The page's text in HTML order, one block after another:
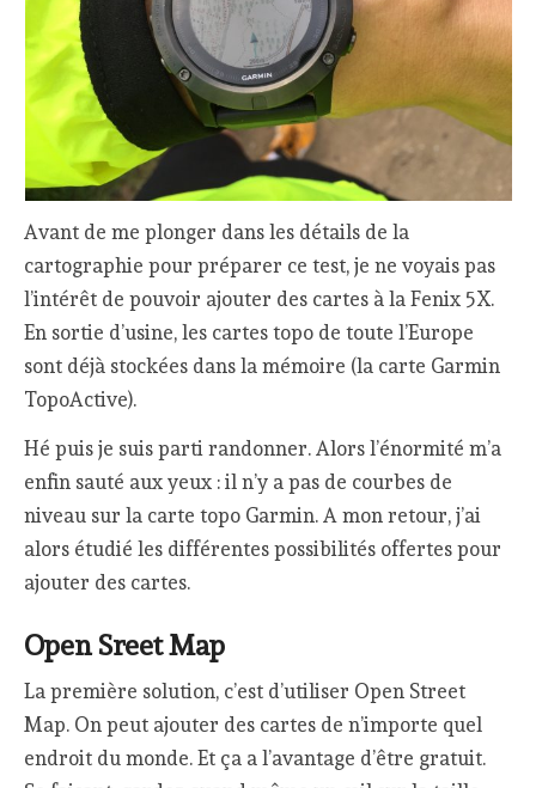
Avant de me plonger dans les détails de la
cartographie pour préparer ce test, je ne voyais pas
l’intérêt de pouvoir ajouter des cartes à la Fenix 5X.
En sortie d’usine, les cartes topo de toute l’Europe
sont déjà stockées dans la mémoire (la carte Garmin
TopoActive).
Hé puis je suis parti randonner. Alors l’énormité m’a
enfin sauté aux yeux : il n’y a pas de courbes de
niveau sur la carte topo Garmin. A mon retour, j’ai
alors étudié les différentes possibilités offertes pour
ajouter des cartes.
Open Sreet Map
La première solution, c’est d’utiliser Open Street
Map. On peut ajouter des cartes de n’importe quel
endroit du monde. Et ça a l’avantage d’être gratuit.